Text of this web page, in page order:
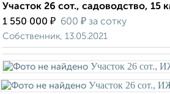
Участок 26 сот., садоводство, 15
1 550 000 ₽ 600 ₽ за сотку
Собственник, 13.05.2021